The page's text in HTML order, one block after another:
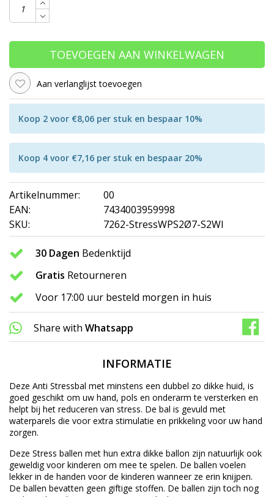
TOEVOEGEN AAN WINKELWAGEN
Aan verlanglijst toevoegen
Koop 2 voor €8,06 per stuk en bespaar 10%
Koop 4 voor €7,16 per stuk en bespaar 20%
Artikelnummer:
00
EAN:
7434003959998
SKU:
7262-StressWPS2Ø7-S2WI
30 Dagen Bedenktijd
Gratis Retourneren
Voor 17:00 uur besteld morgen in huis
Share with Whatsapp
INFORMATIE
Deze Anti Stressbal met minstens een dubbel zo dikke huid, is
goed geschikt om uw hand, pols en onderarm te versterken en
helpt bij het reduceren van stress. De bal is gevuld met
waterparels die voor extra stimulatie en prikkeling voor uw hand
zorgen.
Deze Stress ballen met hun extra dikke ballon zijn natuurlijk ook
geweldig voor kinderen om mee te spelen. De ballen voelen
lekker in de handen voor de kinderen wanneer ze erin knijpen.
De ballen bevatten geen giftige stoffen. De ballen zijn toch nog